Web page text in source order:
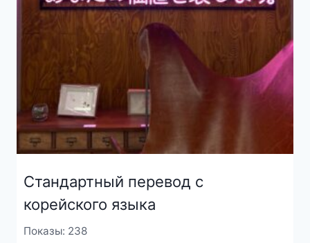
Стандартный перевод с
корейского языка
Показы: 238